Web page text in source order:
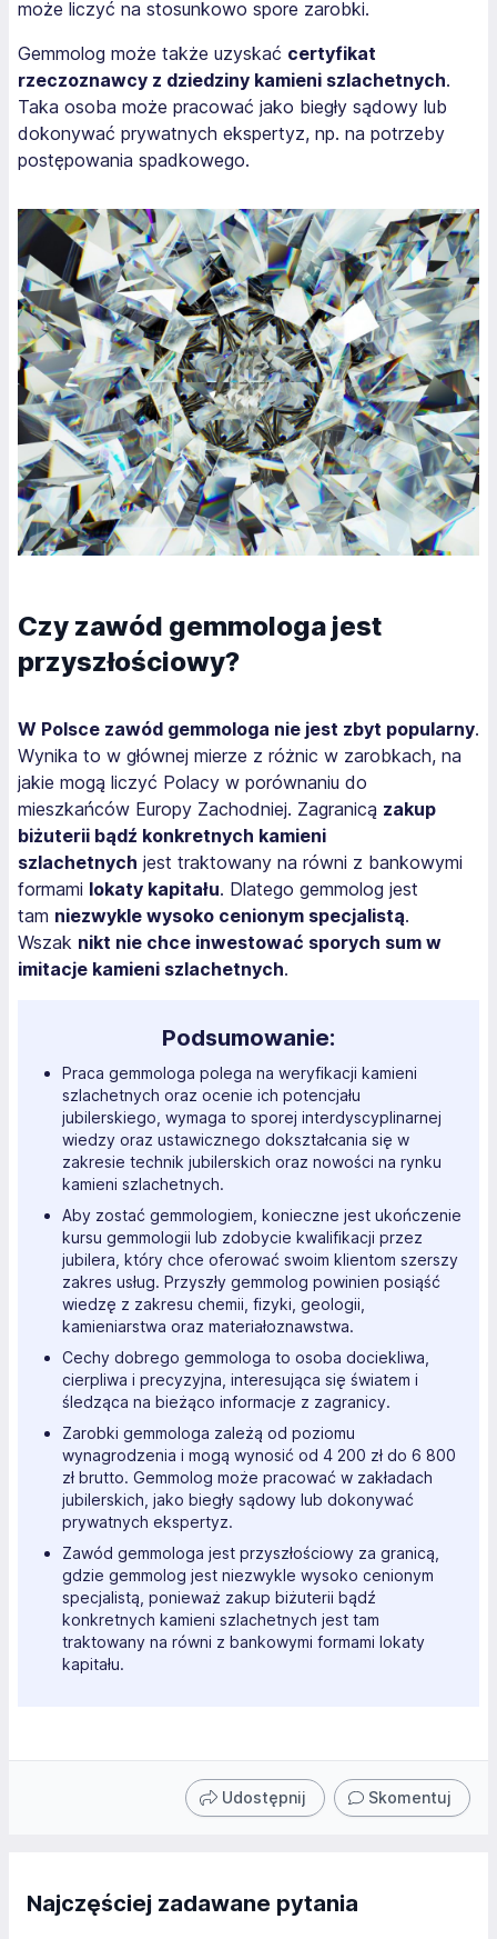
może liczyć na stosunkowo spore zarobki.
Gemmolog może także uzyskać certyfikat
rzeczoznawcy z dziedziny kamieni szlachetnych.
Taka osoba może pracować jako biegły sądowy lub
dokonywać prywatnych ekspertyz, np. na potrzeby
postępowania spadkowego.
Czy zawód gemmologa jest
przyszłościowy?
W Polsce zawód gemmologa nie jest zbyt popularny.
Wynika to w głównej mierze z różnic w zarobkach, na
jakie mogą liczyć Polacy w porównaniu do
mieszkańców Europy Zachodniej. Zagranicą zakup
biżuterii bądź konkretnych kamieni
szlachetnych jest traktowany na równi z bankowymi
formami lokaty kapitału. Dlatego gemmolog jest
tam niezwykle wysoko cenionym specjalistą.
Wszak nikt nie chce inwestować sporych sum w
imitacje kamieni szlachetnych.
Podsumowanie:
Praca gemmologa polega na weryfikacji kamieni
szlachetnych oraz ocenie ich potencjału
jubilerskiego, wymaga to sporej interdyscyplinarnej
wiedzy oraz ustawicznego dokształcania się w
zakresie technik jubilerskich oraz nowości na rynku
kamieni szlachetnych.
Aby zostać gemmologiem, konieczne jest ukończenie
kursu gemmologii lub zdobycie kwalifikacji przez
jubilera, który chce oferować swoim klientom szerszy
zakres usług. Przyszły gemmolog powinien posiąść
wiedzę z zakresu chemii, fizyki, geologii,
kamieniarstwa oraz materiałoznawstwa.
Cechy dobrego gemmologa to osoba dociekliwa,
cierpliwa i precyzyjna, interesująca się światem i
śledząca na bieżąco informacje z zagranicy.
Zarobki gemmologa zależą od poziomu
wynagrodzenia i mogą wynosić od 4 200 zł do 6 800
zł brutto. Gemmolog może pracować w zakładach
jubilerskich, jako biegły sądowy lub dokonywać
prywatnych ekspertyz.
Zawód gemmologa jest przyszłościowy za granicą,
gdzie gemmolog jest niezwykle wysoko cenionym
specjalistą, ponieważ zakup biżuterii bądź
konkretnych kamieni szlachetnych jest tam
traktowany na równi z bankowymi formami lokaty
kapitału.
Udostępnij Skomentuj
Najczęściej zadawane pytania